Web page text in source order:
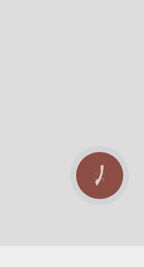
КНОПКА
ЗВ'ЯЗКУ